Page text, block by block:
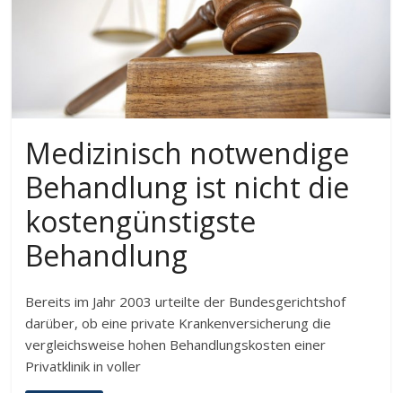
Medizinisch notwendige
Behandlung ist nicht die
kostengünstigste
Behandlung
Bereits im Jahr 2003 urteilte der Bundesgerichtshof
darüber, ob eine private Krankenversicherung die
vergleichsweise hohen Behandlungskosten einer
Privatklinik in voller